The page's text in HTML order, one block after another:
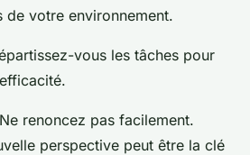
de votre environnement.
vous les tâches pour
renoncez pas facilement.
perspective peut être la clé